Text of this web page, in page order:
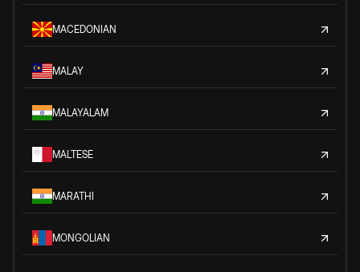
MACEDONIAN
MALAY
MALAYALAM
MALTESE
MARATHI
MONGOLIAN